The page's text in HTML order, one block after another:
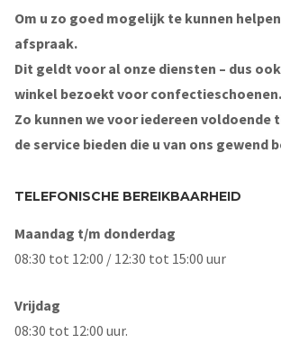
Om u zo goed mogelijk te kunnen
afspraak.
Dit geldt voor al onze diensten – dus
winkel bezoekt voor confectieschoenen.
Zo kunnen we voor iedereen voldoende
de service bieden die u van ons gewend
TELEFONISCHE BEREIKBAARHEID
Maandag t/m donderdag
08:30 tot 12:00 / 12:30 tot 15:00 uur
Vrijdag
08:30 tot 12:00 uur.